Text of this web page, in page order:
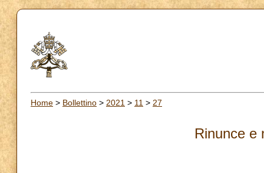
Home > Bollettino > 2021 > 11 > 27
Rinunce e